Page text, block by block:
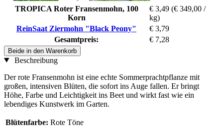
TROPICA Roter Fransenmohn, 100
Korn
€ 3,49 (€ 349,00 /
kg)
ReinSaat Ziermohn "Black Peony"
€ 3,79
Gesamtpreis:
€ 7,28
Beide in den Warenkorb
Beschreibung
Der rote Fransenmohn ist eine echte Sommerprachtpflanze mit
großen, intensiven Blüten, die sofort ins Auge fallen. Er bringt
Höhe, Farbe und Leichtigkeit ins Beet und wirkt fast wie ein
lebendiges Kunstwerk im Garten.
Blütenfarbe: Rote Töne